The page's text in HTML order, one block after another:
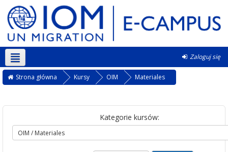
Zaloguj się
Polski ‎(pl)‎
Strona główna Kursy OIM Materiales
Kategorie kursów: